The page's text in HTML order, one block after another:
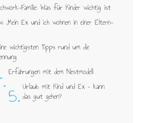
Familie: Was für Kinder wichtig ist
„Mein Ex und ich wohnen in einer Eltern-
wichtigsten Tipps rund um die
Erfahrungen mit dem Nestmodell
5. Urlaub mit Kind und Ex – kann
das gut gehen?